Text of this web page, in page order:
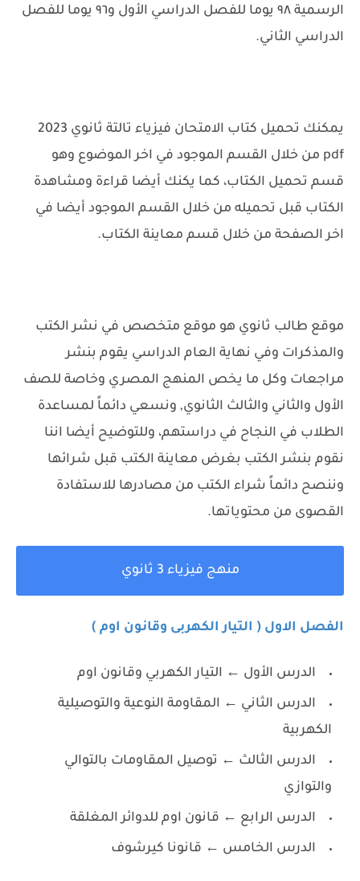
الرسمية ٩٨ يوما للفصل الدراسي الأول و٩٦ يوما للفصل
الدراسي الثاني.
يمكنك تحميل كتاب الامتحان فيزياء تالتة ثانوي 2023
pdf من خلال القسم الموجود في اخر الموضوع وهو
قسم تحميل الكتاب، كما يكنك أيضا قراءة ومشاهدة
الكتاب قبل تحميله من خلال القسم الموجود أيضا في
اخر الصفحة من خلال قسم معاينة الكتاب.
موقع طالب ثانوي هو موقع متخصص في نشر الكتب
والمذكرات وفي نهاية العام الدراسي يقوم بنشر
مراجعات وكل ما يخص المنهج المصري وخاصة للصف
الأول والثاني والثالث الثانوي, ونسعي دائماً لمساعدة
الطلاب في النجاح في دراستهم، وللتوضيح أيضا اننا
نقوم بنشر الكتب بغرض معاينة الكتب قبل شرائها
وننصح دائماً شراء الكتب من مصادرها للاستفادة
القصوى من محتوياتها.
منهج فيزياء 3 ثانوي
الفصل الاول ( التيار الكهربى وقانون اوم )
الدرس الأول ← التيار الكهربي وقانون اوم
الدرس الثاني ← المقاومة النوعية والتوصيلية
الكهربية
الدرس الثالث ← توصيل المقاومات بالتوالي
والتوازي
الدرس الرابع ← قانون اوم للدوائر المغلقة
الدرس الخامس ← قانونا كيرشوف